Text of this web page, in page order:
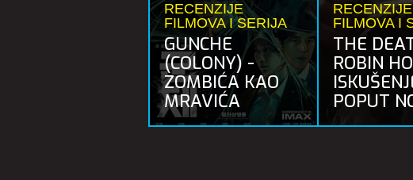
RECENZIJE
FILMOVA I SERIJA
GUNCHE
(COLONY) -
ZOMBIĆA KAO
MRAVIĆA
RECENZIJE
FILMOVA I
THE
ROBIN
POPUT